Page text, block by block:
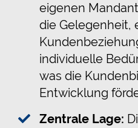
eigenen
die Gelegenheit,
individuelle
was die
Entwicklung
Zentrale Lage: